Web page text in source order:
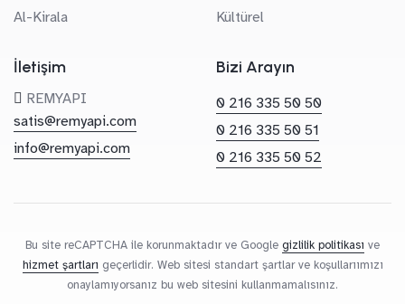
Al-Kirala
Kültürel
İletişim
REMYAPI
satis@remyapi.com
info@remyapi.com
Bizi Arayın
0 216 335 50 50
0 216 335 50 51
0 216 335 50 52
Bu site reCAPTCHA ile korunmaktadır ve Google gizlilik politikası ve
hizmet şartları geçerlidir. Web sitesi standart şartlar ve koşullarıımızı
onaylamıyorsanız bu web sitesini kullanmamalısınız.